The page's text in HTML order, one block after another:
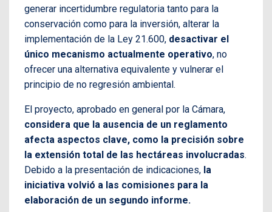
generar incertidumbre regulatoria tanto para la
conservación como para la inversión, alterar la
implementación de la Ley 21.600, desactivar el
único mecanismo actualmente operativo, no
ofrecer una alternativa equivalente y vulnerar el
principio de no regresión ambiental.
El proyecto, aprobado en general por la Cámara,
considera que la ausencia de un reglamento
afecta aspectos clave, como la precisión sobre
la extensión total de las hectáreas involucradas.
Debido a la presentación de indicaciones, la
iniciativa volvió a las comisiones para la
elaboración de un segundo informe.